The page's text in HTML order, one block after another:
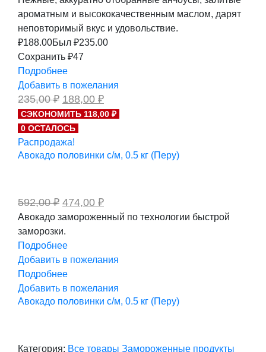
ароматным и высококачественным маслом, дарят
неповторимый вкус и удовольствие.
₽188.00Был ₽235.00
Сохранить ₽47
Подробнее
Добавить в пожелания
235,00₽ Первоначальная
цена
составляла
235,00 ₽.
188,00 ₽Текущая
цена:
188,00 ₽.
СЭКОНОМИТЬ 118,00 ₽
0 ОСТАЛОСЬ
Распродажа!
Авокадо половинки с/м, 0.5 кг (Перу)
592,00₽ Первоначальная
цена
составляла
592,00 ₽.
474,00 ₽Текущая
цена:
474,00 ₽.
Авокадо замороженный по технологии быстрой
заморозки.
Подробнее
Добавить в пожелания
Подробнее
Добавить в пожелания
Авокадо половинки с/м, 0.5 кг (Перу)
Категория: Все товары Замороженные продукты